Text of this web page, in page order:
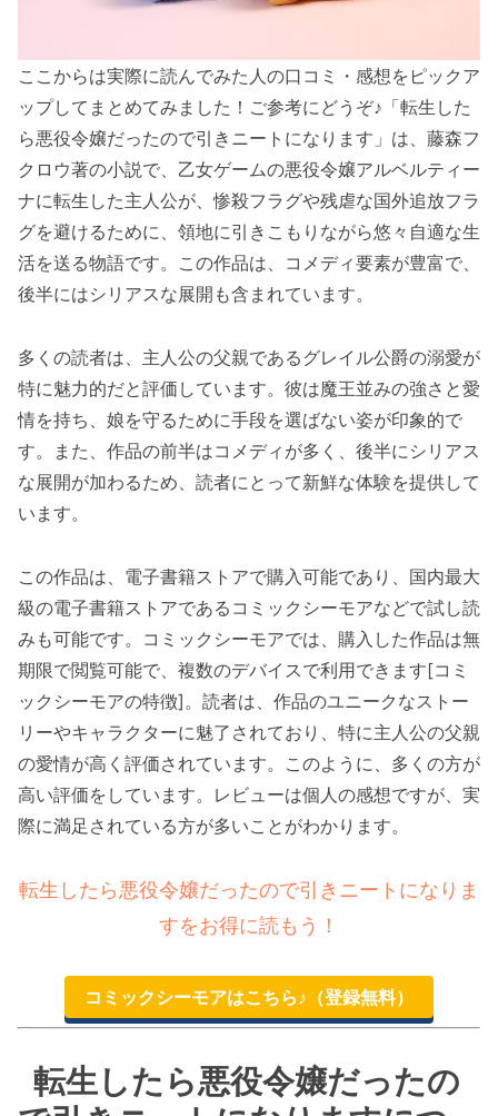
ここからは実際に読んでみた人の口コミ・感想をピックア
ップしてまとめてみました！ご参考にどうぞ♪「転生した
ら悪役令嬢だったので引きニートになります」は、藤森フ
クロウ著の小説で、乙女ゲームの悪役令嬢アルベルティー
ナに転生した主人公が、惨殺フラグや残虐な国外追放フラ
グを避けるために、領地に引きこもりながら悠々自適な生
活を送る物語です。この作品は、コメディ要素が豊富で、
後半にはシリアスな展開も含まれています。
多くの読者は、主人公の父親であるグレイル公爵の溺愛が
特に魅力的だと評価しています。彼は魔王並みの強さと愛
情を持ち、娘を守るために手段を選ばない姿が印象的で
す。また、作品の前半はコメディが多く、後半にシリアス
な展開が加わるため、読者にとって新鮮な体験を提供して
います。
この作品は、電子書籍ストアで購入可能であり、国内最大
級の電子書籍ストアであるコミックシーモアなどで試し読
みも可能です。コミックシーモアでは、購入した作品は無
期限で閲覧可能で、複数のデバイスで利用できます[コミ
ックシーモアの特徴]。読者は、作品のユニークなストー
リーやキャラクターに魅了されており、特に主人公の父親
の愛情が高く評価されています。このように、多くの方が
高い評価をしています。レビューは個人の感想ですが、実
際に満足されている方が多いことがわかります。
転生したら悪役令嬢だったので引きニートになりま
すをお得に読もう！
コミックシーモアはこちら♪（登録無料）
転生したら悪役令嬢だったの